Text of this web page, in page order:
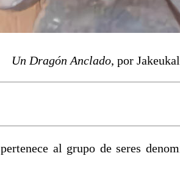
Un Dragón Anclado, por
pertenece al grupo de seres